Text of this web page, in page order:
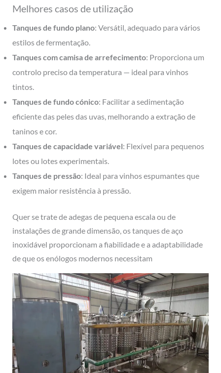
Melhores casos de utilização
Tanques de fundo plano: Versátil, adequado para vários
estilos de fermentação.
Tanques com camisa de arrefecimento: Proporciona um
controlo preciso da temperatura — ideal para vinhos
tintos.
Tanques de fundo cónico: Facilitar a sedimentação
eficiente das peles das uvas, melhorando a extração de
taninos e cor.
Tanques de capacidade variável: Flexível para pequenos
lotes ou lotes experimentais.
Tanques de pressão: Ideal para vinhos espumantes que
exigem maior resistência à pressão.
Quer se trate de adegas de pequena escala ou de
instalações de grande dimensão, os tanques de aço
inoxidável proporcionam a fiabilidade e a adaptabilidade
de que os enólogos modernos necessitam